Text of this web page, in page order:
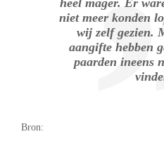
niet meer konden
wij zelf gezien.
aangifte hebben
paarden ineens
Bron: